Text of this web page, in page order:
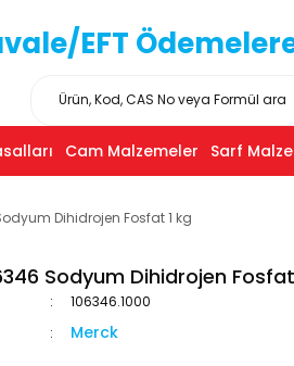
EFT Ödemelere
Cam Malzemeler Sarf
Dihidrojen Fosfat 1 kg
Sodyum Dihidrojen
106346.1000
Merck